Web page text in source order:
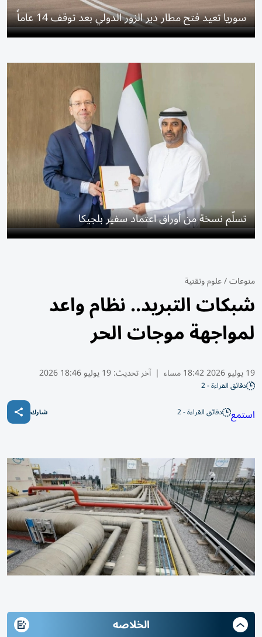
سوريا تعيد فتح مطار دير الزور الدولي بعد توقف 14 عاماً
تسلّم نسخة من أوراق اعتماد سفير بلجيكا
منوعات/علوم وتقنية
شبكات التبريد.. نظام واعد
لمواجهة موجات الحر
19 يوليو 2026 18:42 مساء | آخر تحديث:19 يوليو 18:46 2026
دقائق القراءة - 2
استمع دقائق القراءة - 2 شارك
الخلاصه